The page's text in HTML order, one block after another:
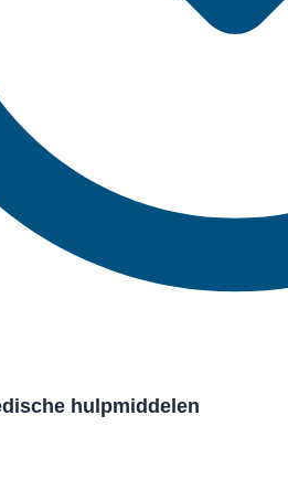
hulpmiddelen